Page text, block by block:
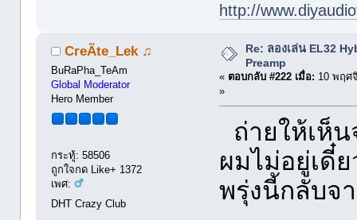
http://
CreÃte_Lek ♫
BuRaPha_TeAm
Global Moderator
Hero Member
กระทู้: 58506
ถูกใจกด Like+ 1372
เพศ:
DHT Crazy Club
Re: ลองเล่น EL32
Preamp
« ตอบกลับ #222 เมื่อ: 10 พฤศ
»
ถ่ายให้เห็
ผมไม่อยู่เดี๋
พรุ่งนี้กลับจ